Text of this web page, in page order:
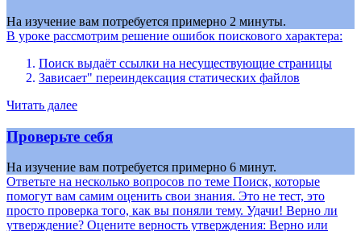
На изучение вам потребуется примерно 2 минуты.
В уроке рассмотрим решение ошибок поискового характера:
Поиск выдаёт ссылки на несуществующие страницы
Зависает" переиндексация статических файлов
Читать далее
Проверьте себя
На изучение вам потребуется примерно 6 минут.
Ответьте на несколько вопросов по теме Поиск, которые
помогут вам самим оценить свои знания. Это не тест, это
просто проверка того, как вы поняли тему. Удачи! Верно ли
утверждение? Оцените верность утверждения: Верно или